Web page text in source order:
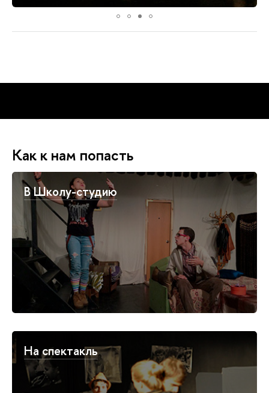
Как к нам попасть
В Школу-студию
На спектакль